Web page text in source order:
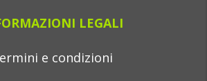
LEGALI
e condizioni